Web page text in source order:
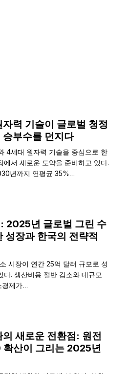
력 기술이 글로벌 청정
부수를 던지다
4세대 원자력 기술을 중심으로 한
에서 새로운 도약을 준비하고 있다.
년까지 연평균 35%…
2025년 글로벌 그린 수
성장과 한국의 전략적
시장이 연간 25억 달러 규모로 성
다. 생산비용 절반 감소와 대규모
경제가…
새로운 전환점: 원전
확산이 그리는 2025년